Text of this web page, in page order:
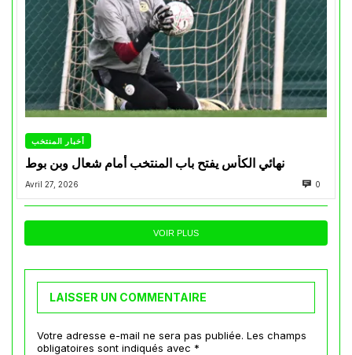
أخبار المنتخب
نهائي الكأس يفتح باب المنتخب أمام شعال وبن بوط
Avril 27, 2026 0
VOIR PLUS
LAISSER UN COMMENTAIRE
Votre adresse e-mail ne sera pas publiée. Les champs
obligatoires sont indiqués avec *